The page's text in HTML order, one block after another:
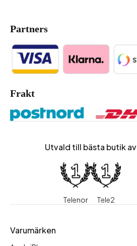
Partners
Frakt
Utvald till bästa butik av
Telenor Tele2
Varumärken